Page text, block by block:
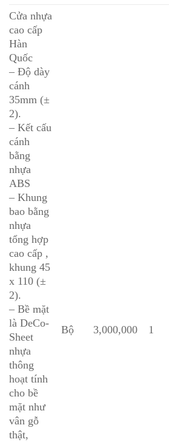
Cửa nhựa
cao cấp
Hàn
Quốc
– Độ dày
cánh
35mm (±
2).
– Kết cấu
cánh
bằng
nhựa
ABS
– Khung
bao bằng
nhựa
tổng hợp
cao cấp ,
khung 45
x 110 (±
2).
– Bề mặt
là DeCo-
Sheet
nhựa
thông
hoạt tính
cho bề
mặt như
vân gỗ
thật,
Bộ 3,000,000 1